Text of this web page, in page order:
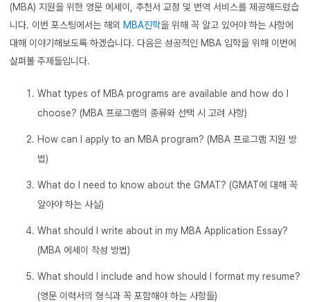
(MBA) 지원을 위한 영문 에세이, 추천서 교정 및 번역 서비스를 제공해드렸습
니다. 이번 포스팅에서는 해외 MBA진학을 위해 꼭 알고 있어야 하는 사항에
대해 이야기해보도록 하겠습니다. 다음은 성공적인 MBA 입학을 위해 이번에
살펴볼 주제들입니다.
What types of MBA programs are available and how do I
choose? (MBA 프로그램의 종류와 선택 시 고려 사항)
How can I apply to an MBA program? (MBA 프로그램 지원 방
법)
What do I need to know about the GMAT? (GMAT에 대해 꼭
알아야 하는 사실)
What should I write about in my MBA Application Essay?
(MBA 에세이 작성 방법)
What should I include and how should I format my resume?
(영문 이력서의 형식과 꼭 포함해야 하는 사항들)